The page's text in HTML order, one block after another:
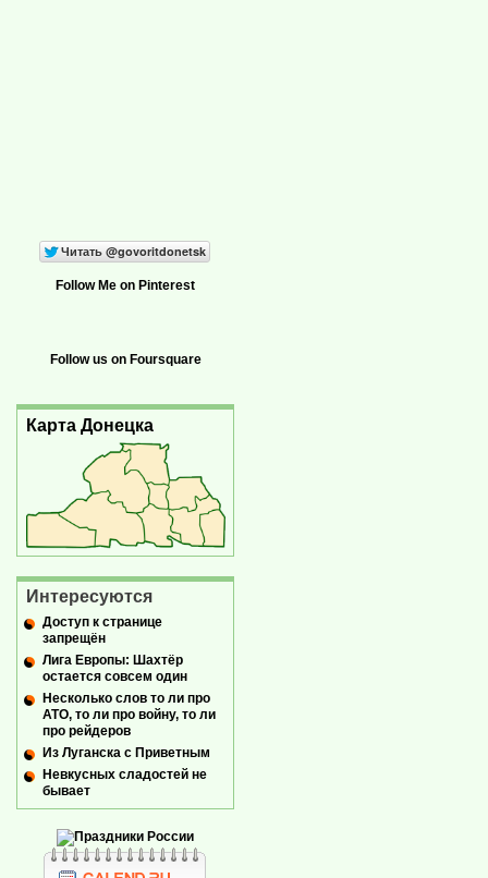
Follow Me on Pinterest
Follow us on Foursquare
Карта Донецка
Интересуются
Доступ к странице
запрещён
Лига Европы: Шахтёр
остается совсем один
Несколько слов то ли про
АТО, то ли про войну, то ли
про рейдеров
Из Луганска с Приветным
Невкусных сладостей не
бывает